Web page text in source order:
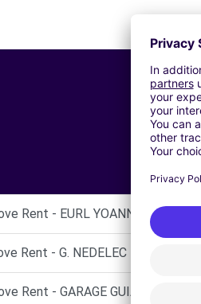
Rent - EURL YOANN
Rent - G. NEDELEC BREST -
Rent - GARAGE GUIANVARCH -